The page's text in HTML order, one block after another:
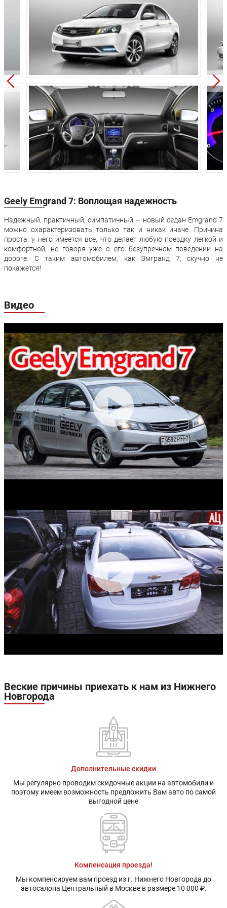
2650 мм
167 мм
1340 кг
Объём багажника: 680 л
Трансмиссия: механическая вариатор
Привод: Передний Передний
Передняя
подвеска:
Независимая -
McPherson
Независимая
McPherson
Задняя подвеска: Полузависимая
Передние
тормоза:
Дисковые Дисковые
Производство: Черкесск
Гарантия: 5 лет или 150 000 км пробега
Geely Emgrand 7: Воплощая надежность
Надежный, практичный, симпатичный — новый седан Emgrand 7
можно охарактеризовать только так и никак иначе. Причина
проста: у него имеется все, что делает любую поездку легкой и
комфортной, не говоря уже о его безупречном поведении на
дороге. С таким автомобилем, как Эмгранд 7, скучно не
покажется!
Видео
Веские причины приехать к нам из Нижнего
Новгорода
Дополнительные скидки
Мы регулярно проводим скидочные акции на автомобили и
поэтому имеем возможность предложить Вам авто по самой
выгодной цене
Компенсация проезда!
Мы компенсируем вам проезд из г. Нижнего Новгорода до
автосалона Центральный в Москве в размере 10 000 ₽.